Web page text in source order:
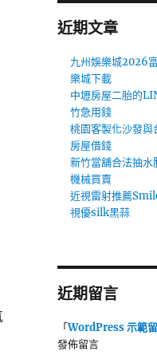
近期文章
九州娛樂城2026
樂城下載
中壢房屋二胎的
竹急用錢
桃園客製化沙發
房屋借錢
新竹當舖合法抽
機械買賣
近視雷射推薦
視優silk黑蒜
近期留言
「WordPress 示範
發佈留言